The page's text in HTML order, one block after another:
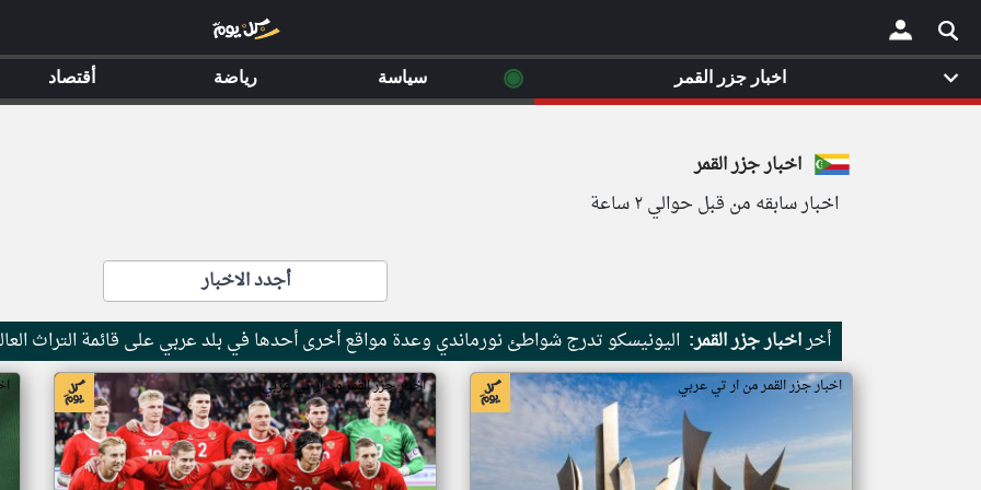
×
اخبار جزر القمر
اخبار سابقه من قبل حوالي ٢ ساعة
أجدد الاخبار
أخراخبار جزر القمر: اليونيسكو تدرج شواطئ نورماندي وعدة مواقع أخرى أحدها في بلد عربي على قائمة التراث
اخبار جزر القمر من ار تي عربي اخبار جزر القمر من ار تي عربي
اخبار جزر القمر ◉ سياسة رياضة أقتصاد